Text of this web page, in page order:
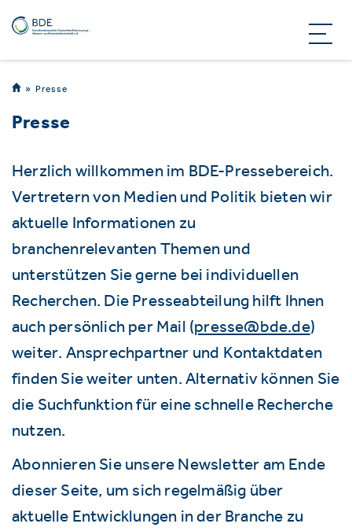
Presse
Presse
Herzlich willkommen im BDE-Pressebereich.
Vertretern von Medien und Politik bieten wir
aktuelle Informationen zu
branchenrelevanten Themen und
unterstützen Sie gerne bei individuellen
Recherchen. Die Presseabteilung hilft Ihnen
auch persönlich per Mail (presse@bde.de)
weiter. Ansprechpartner und Kontaktdaten
finden Sie weiter unten. Alternativ können Sie
die Suchfunktion für eine schnelle Recherche
nutzen.
Abonnieren Sie unsere Newsletter am Ende
dieser Seite, um sich regelmäßig über
aktuelle Entwicklungen in der Branche zu